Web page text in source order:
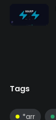
Tags
*arr